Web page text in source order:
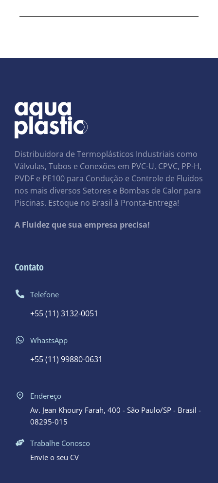
Distribuidora de Termoplásticos Industriais como
Válvulas, Tubos e Conexões em PVC-U, CPVC, PP-H,
PVDF e PE100 para Condução e Controle de Fluidos
nos mais diversos Setores e Bombas de Calor para
Piscinas. Estoque no Brasil à Pronta-Entrega!
A Fluidez que sua empresa precisa!
Contato
Telefone
+55 (11) 3132-0051
WhastsApp
+55 (11) 99880-0631
Endereço
Av. Jean Khoury Farah, 400 - São Paulo/SP - Brasil -
08295-015
Trabalhe Conosco
Envie o seu CV